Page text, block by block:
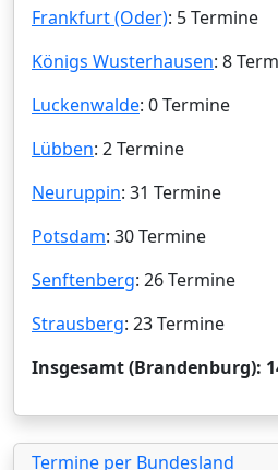
Frankfurt (Oder): 5 Termine
Königs Wusterhausen: 8
Luckenwalde: 0 Termine
Lübben: 2 Termine
Neuruppin: 31 Termine
Potsdam: 30 Termine
Senftenberg: 26 Termine
Strausberg: 23 Termine
Insgesamt (Brandenburg):
Termine per Bundesland